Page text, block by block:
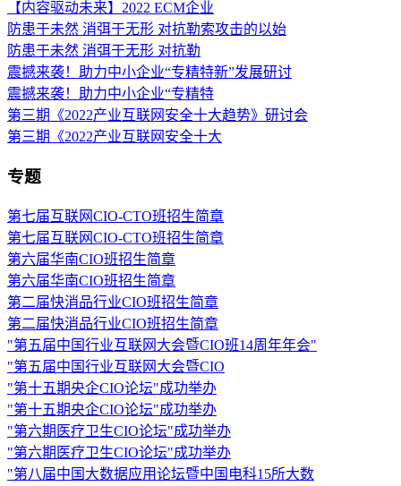
【内容驱动未来】2022 ECM企业
防患于未然 消弭于无形 对抗勒索攻击的以始
防患于未然 消弭于无形 对抗勒
震撼来袭！助力中小企业“专精特新”发展研讨
震撼来袭！助力中小企业“专精特
第三期《2022产业互联网安全十大趋势》研讨会
第三期《2022产业互联网安全十大
专题
第七届互联网CIO-CTO班招生简章
第七届互联网CIO-CTO班招生简章
第六届华南CIO班招生简章
第六届华南CIO班招生简章
第二届快消品行业CIO班招生简章
第二届快消品行业CIO班招生简章
"第五届中国行业互联网大会暨CIO班14周年年会"
"第五届中国行业互联网大会暨CIO
"第十五期央企CIO论坛"成功举办
"第十五期央企CIO论坛"成功举办
"第六期医疗卫生CIO论坛"成功举办
"第六期医疗卫生CIO论坛"成功举办
"第八届中国大数据应用论坛暨中国电科15所大数